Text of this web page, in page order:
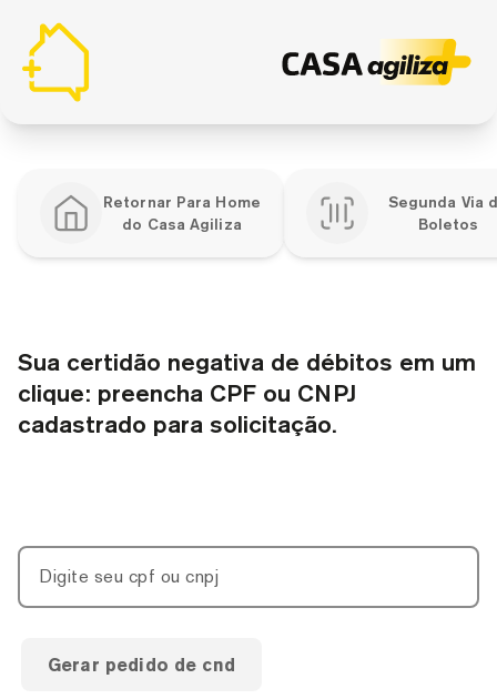
Retornar Para Home
do Casa Agiliza
Segunda Via
Boletos
Sua certidão negativa de débitos em um
clique: preencha CPF ou CNPJ
cadastrado para solicitação.
Digite seu cpf ou cnpj
Gerar pedido de cnd